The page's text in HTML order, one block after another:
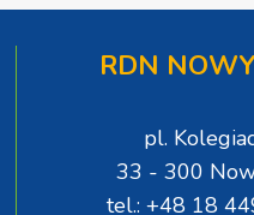
RDN
pl.
33 - 300
tel.: +48 18